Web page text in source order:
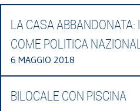
LA CASA ABBANDONATA:
COME POLITICA
6 MAGGIO 2018
BILOCALE CON PISCINA